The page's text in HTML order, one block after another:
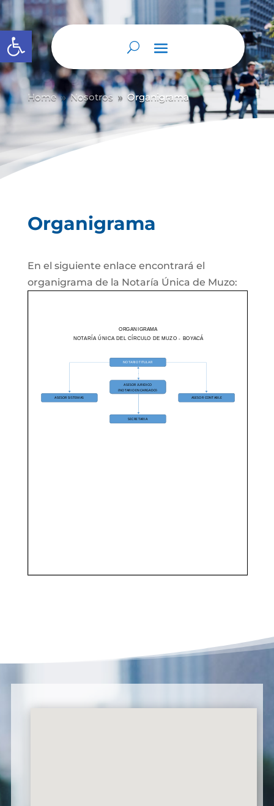
Abrir barra de herramientas
Home 9 Nosotros 9 Organigrama
Organigrama
En el siguiente enlace encontrará el
organigrama de la Notaría Única de Muzo: